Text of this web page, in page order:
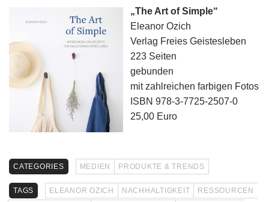
„The Art of Simple“
Eleanor Ozich
Verlag Freies Geistesleben
223 Seiten
gebunden
mit zahlreichen farbigen Fotos
ISBN 978-3-7725-2507-0
25,00 Euro
CATEGORIES MEDIEN PRODUKTE & TRENDS
TAGS ELEANOR OZICH NACHHALTIGKEIT
RESSOURCEN